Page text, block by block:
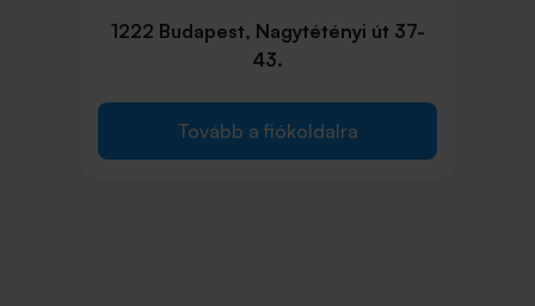
1222 Budapest, Nagytétényi út 37-
43.
Tovább a fiókoldalra